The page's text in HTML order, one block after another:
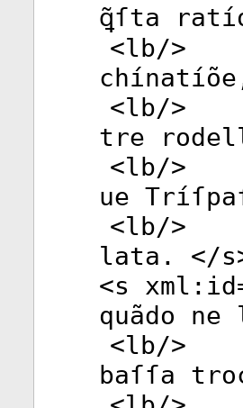
ꝗ̃ſta
<lb/>
<lb/>
tre
<lb/>
ue
<lb/>
lata. </s
<s xml:id
quãdo ne
<lb/>
baſſa